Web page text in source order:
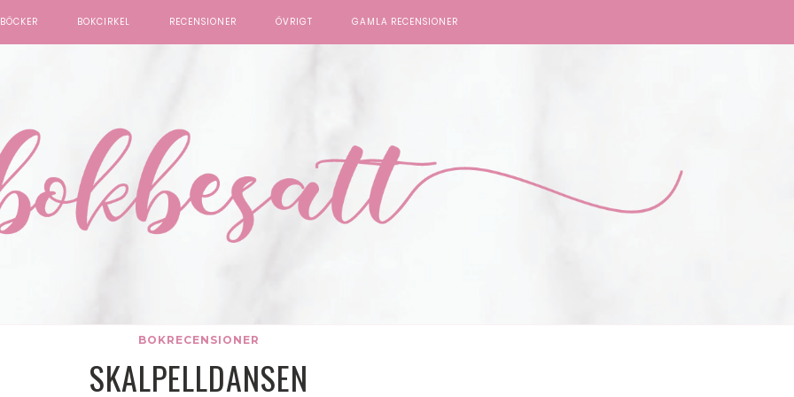
BÖCKER BOKCIRKEL RECENSIONER ÖVRIGT GAMLA RECENSIONER
BOKRECENSIONER
SKALPELLDANSEN